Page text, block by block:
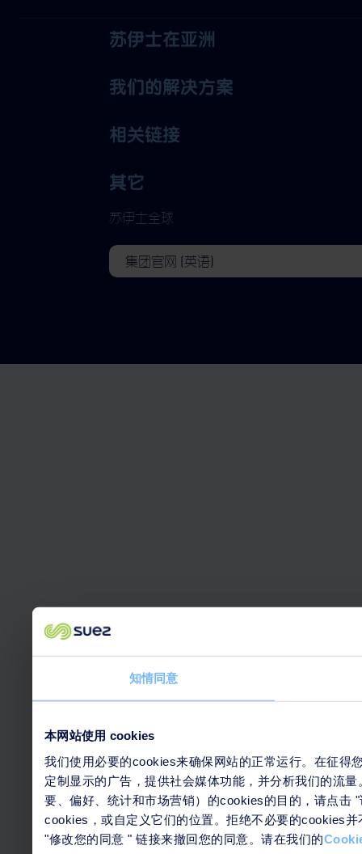
知情同意
本网站使用 cookies
我们使用必要的cookies来确保网站的正常运行。在征得
定制显示的广告，提供社会媒体功能，并分析我们的流
要、偏好、统计和市场营销）的cookies的目的，请点击
cookies，或自定义它们的位置。拒绝不必要的cookies
"修改您的同意 " 链接来撤回您的同意。请在我们的
苏伊士在亚洲
我们的解决方案
相关链接
其它
苏伊士全球